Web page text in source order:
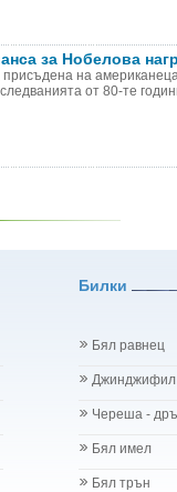
за Нобелова
присъдена на
от 80-те
Билки
Бял равнец
Джинджифил
Череша -
Бял имел
Бял трън